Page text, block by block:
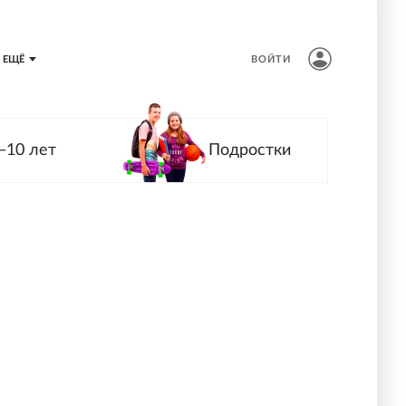
ЕЩЁ ВОЙТИ
лет Подростки